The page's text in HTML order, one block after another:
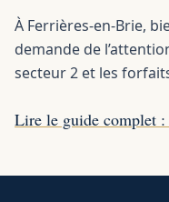
À Ferrières-en-Brie,
demande de
secteur 2 et les
Lire le guide complet